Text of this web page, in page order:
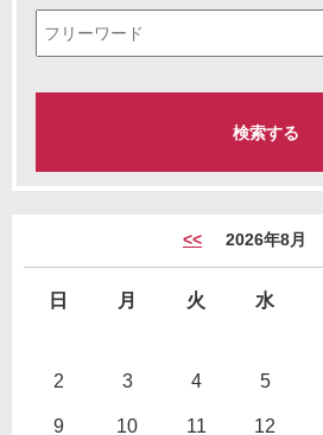
<< 2026年8月
日 月 火 水
2 3 4 5
9 10 11 12